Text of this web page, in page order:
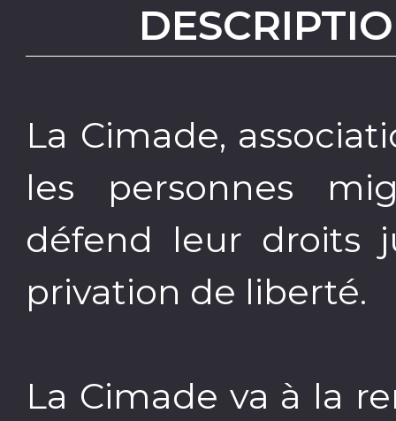
La Cimade,
les personnes
défend leur droits
privation de liberté.
La Cimade va à la